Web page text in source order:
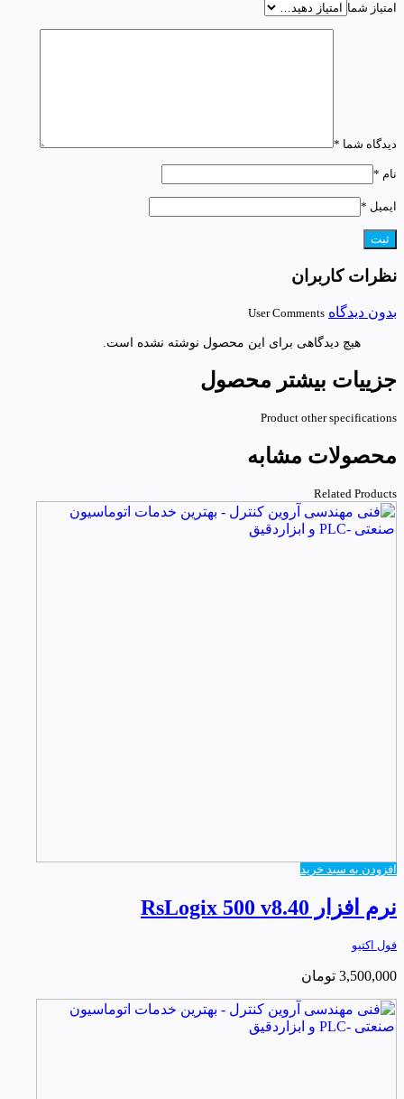
امتیاز شما
دیدگاه شما *
نام *
ایمیل *
نظرات کاربران
بدون دیدگاه User Comments
هیچ دیدگاهی برای این محصول نوشته نشده است.
جزییات بیشتر محصول
Product other specifications
محصولات مشابه
Related Products
افزودن به سبد خرید
نرم افزار RsLogix 500 v8.40
فول اکتیو
3,500,000 تومان